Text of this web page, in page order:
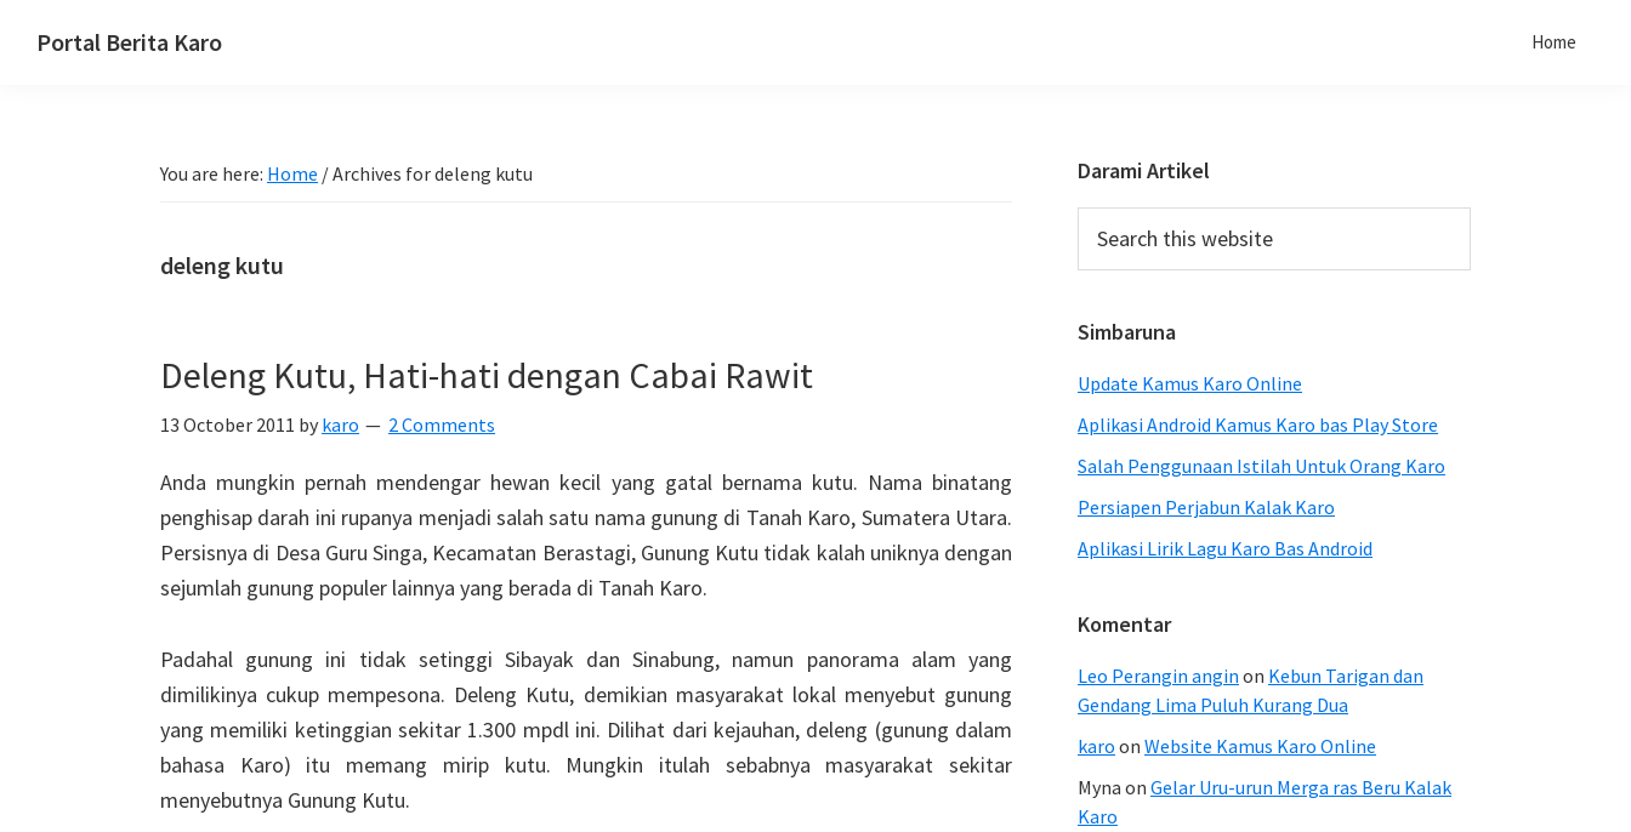
Portal Berita Karo Home
You are here: Home /Archives for deleng kutu
deleng kutu
Deleng Kutu, Hati-hati dengan Cabai Rawit
13 October 2011 by karo 2 Comments
Anda mungkin pernah mendengar hewan kecil yang gatal bernama kutu. Nama binatang
penghisap darah ini rupanya menjadi salah satu nama gunung di Tanah Karo, Sumatera Utara.
Persisnya di Desa Guru Singa, Kecamatan Berastagi, Gunung Kutu tidak kalah uniknya dengan
sejumlah gunung populer lainnya yang berada di Tanah Karo.
Padahal gunung ini tidak setinggi Sibayak dan Sinabung, namun panorama alam yang
dimilikinya cukup mempesona. Deleng Kutu, demikian masyarakat lokal menyebut gunung
yang memiliki ketinggian sekitar 1.300 mpdl ini. Dilihat dari kejauhan, deleng (gunung dalam
bahasa Karo) itu memang mirip kutu. Mungkin itulah sebabnya masyarakat sekitar
menyebutnya Gunung Kutu.
Primary
Sidebar
Darami Artikel
this
Simbaruna
Update Kamus Karo Online
Aplikasi Android Kamus Karo bas Play Store
Salah Penggunaan Istilah Untuk Orang Karo
Persiapen Perjabun Kalak Karo
Aplikasi Lirik Lagu Karo Bas Android
Komentar
Leo Perangin angin on Kebun Tarigan dan
Gendang Lima Puluh Kurang Dua
karo on Website Kamus Karo Online
Myna on Gelar Uru-urun Merga ras Beru Kalak
Karo